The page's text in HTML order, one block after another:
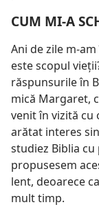
CUM MI-A
Ani de zile m-am
este scopul
răspunsurile în
mică Margaret,
venit în vizită cu
arătat interes
studiez Biblia
propusesem
lent, deoarece
mult timp.